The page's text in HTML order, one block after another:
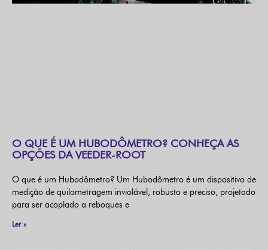
O QUE É UM HUBODÔMETRO? CONHEÇA AS
OPÇÕES DA VEEDER-ROOT
O que é um Hubodômetro? Um Hubodômetro é um dispositivo de
medição de quilometragem inviolável, robusto e preciso, projetado
para ser acoplado a reboques e
Ler »